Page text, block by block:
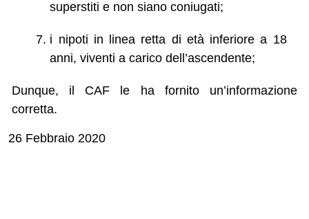
superstiti e non siano coniugati;
i nipoti in linea retta di età inferiore a 18
anni, viventi a carico dell’ascendente;
Dunque, il CAF le ha fornito un’informazione
corretta.
26 Febbraio 2020